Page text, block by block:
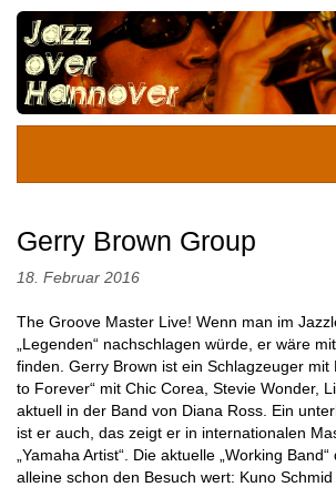
Gerry Brown Group
18. Februar 2016
The Groove Master Live! Wenn man im
„Legenden“ nachschlagen würde, er wäre
finden. Gerry Brown ist ein Schlagzeuger mit
to Forever“ mit Chic Corea, Stevie Wonder,
aktuell in der Band von Diana Ross. Ein
ist er auch, das zeigt er in internationalen
„Yamaha Artist“. Die aktuelle „Working
alleine schon den Besuch wert: Kuno